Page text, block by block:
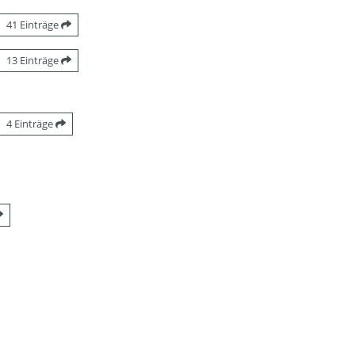
41 Einträge
13 Einträge
4 Einträge